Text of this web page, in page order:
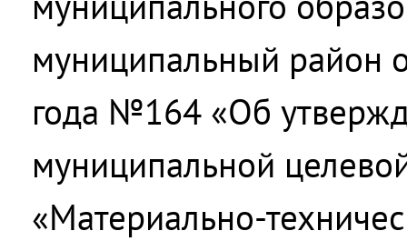
муниципальный район
года №164 «Об
муниципальной
«Материально-